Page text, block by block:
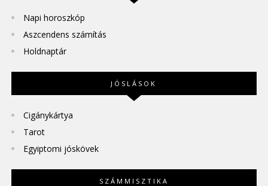
Napi horoszkóp
Aszcendens számítás
Holdnaptár
JÓSLÁSOK
Cigánykártya
Tarot
Egyiptomi jóskövek
SZÁMMISZTIKA